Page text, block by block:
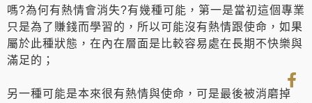
嗎?為何有熱情會消失?有幾種可能，第一是當初這個專業
只是為了賺錢而學習的，所以可能沒有熱情跟使命，如果
屬於此種狀態，在內在層面是比較容易處在長期不快樂與
滿足的；
另一種可能是本來很有熱情與使命，可是最後被消磨掉